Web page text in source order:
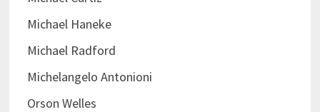
Michael Haneke
Michael Radford
Michelangelo Antonioni
Orson Welles